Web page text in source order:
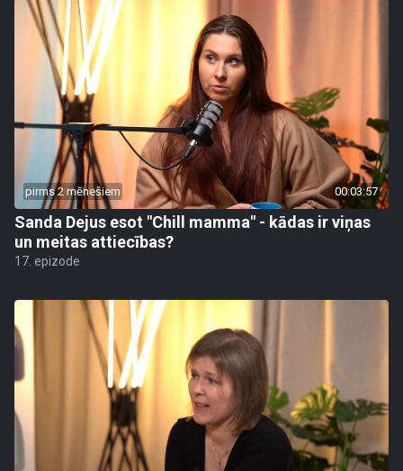
pirms 2 mēnešiem 00:03:57
Sanda Dejus esot "Chill mamma" - kādas ir viņas
un meitas attiecības?
17. epizode